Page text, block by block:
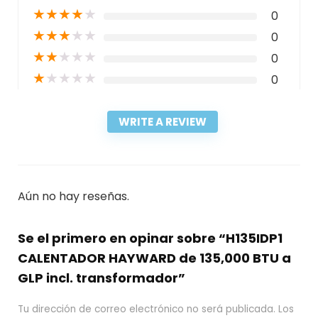
★★★★★ 0
★★★★★ 0
★★★★★ 0
★★★★★ 0
WRITE A REVIEW
Aún no hay reseñas.
Se el primero en opinar sobre “H135IDP1
CALENTADOR HAYWARD de 135,000 BTU a
GLP incl. transformador”
Tu dirección de correo electrónico no será publicada. Los